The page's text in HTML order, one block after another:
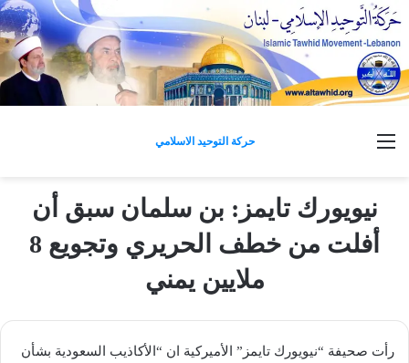
حركة التوحيد الاسلامي
نيويورك تايمز: بن سلمان سبق أن
أفلت من خطف الحريري وتجويع 8
ملايين يمني
رأت صحيفة “​نيويورك​ تايمز” الأميركية ان “الأكاذيب ​السعودية​ بشأن